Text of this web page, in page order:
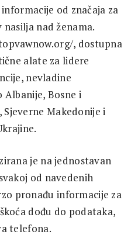
od značaja za
nad ženama.
, dostupna
alate za lidere
nevladine
Albanije, Bosne i
Makedonije i
je na jednostavan
od navedenih
pronađu informacije za
dođu do podataka,
telefona.